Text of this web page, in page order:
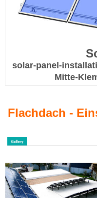
solar-panel-
Mitte-
Flachdach -